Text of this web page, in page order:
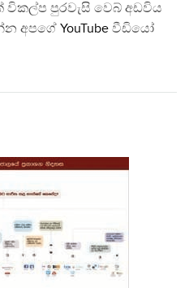
විකල්ප පුරවැසි වෙබ් අඩවිය
අපගේ YouTube වීඩියෝ